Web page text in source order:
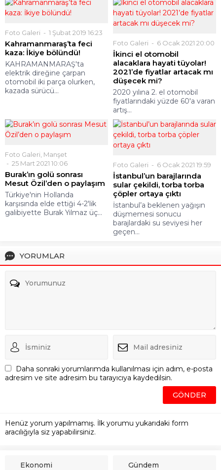
Foto Galeri 1 Şubat 2019 16:23
Kahramanmaraş’ta feci
kaza: İkiye bölündü!
KAHRAMANMARAŞ'ta
elektrik direğine çarpan
otomobil iki parça olurken,
kazada sürücü...
Foto Galeri 6 Ocak 2021 20:00
İkinci el otomobil
alacaklara hayati tüyolar!
2021’de fiyatlar artacak mı
düşecek mi?
2020 yılına 2. el otomobil
fiyatlarındaki yüzde 60'a varan
artış...
Foto Galeri Manşet
25 Mart 2021 10:06
Burak’ın golü sonrası
Mesut Özil’den o paylaşım
Türkiye'nin Hollanda
karşısında elde ettiği 4-2'lik
galibiyette Burak Yılmaz üç...
Foto Galeri 6 Ocak 2021 19:59
İstanbul’un barajlarında
sular çekildi, torba torba
çöpler ortaya çıktı
İstanbul’a beklenen yağışın
düşmemesi sonucu
barajlardaki su seviyesi her
geçen...
YORUMLAR
Daha sonraki yorumlarımda kullanılması için adım, e-posta
adresim ve site adresim bu tarayıcıya kaydedilsin.
Henüz yorum yapılmamış. İlk yorumu yukarıdaki form
aracılığıyla siz yapabilirsiniz.
Ekonomi Gündem